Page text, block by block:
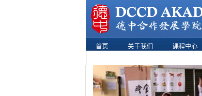
首页 关于我们 课程中心